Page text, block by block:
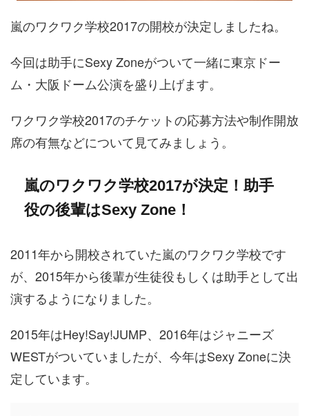
嵐のワクワク学校2017の開校が決定しましたね。
今回は助手にSexy Zoneがついて一緒に東京ドー
ム・大阪ドーム公演を盛り上げます。
ワクワク学校2017のチケットの応募方法や制作開放
席の有無などについて見てみましょう。
嵐のワクワク学校2017が決定！助手
役の後輩はSexy Zone！
2011年から開校されていた嵐のワクワク学校です
が、2015年から後輩が生徒役もしくは助手として出
演するようになりました。
2015年はHey!Say!JUMP、2016年はジャニーズ
WESTがついていましたが、今年はSexy Zoneに決
定しています。